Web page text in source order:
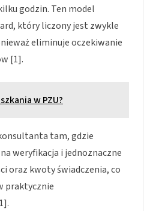
godzin. Ten model
który liczony jest zwykle
eliminuje oczekiwanie
[1].
w PZU?
tam, gdzie
weryfikacja i jednoznaczne
oraz kwoty świadczenia, co
praktycznie